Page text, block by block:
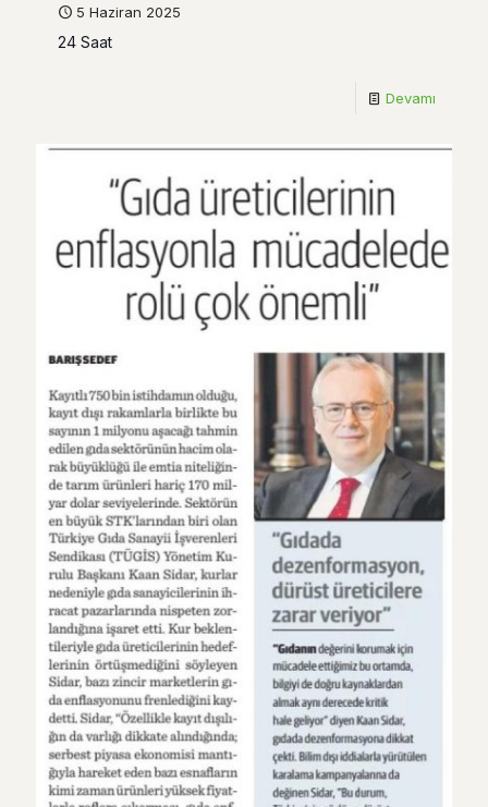
5 Haziran 2025
24 Saat
Devamı